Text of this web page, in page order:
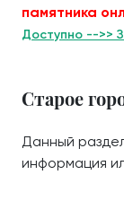
памятника
Доступно -->>
Старое
Данный
информация